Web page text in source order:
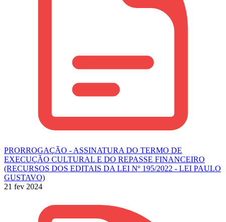
PRORROGAÇÃO - ASSINATURA DO TERMO DE
EXECUÇÃO CULTURAL E DO REPASSE FINANCEIRO
(RECURSOS DOS EDITAIS DA LEI Nº 195/2022 - LEI PAULO
GUSTAVO)
21 fev 2024